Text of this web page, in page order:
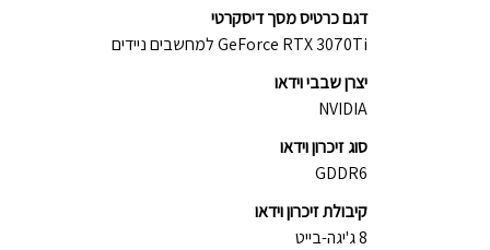
דגם כרטיס מסך דיסקרטי
GeForce RTX 3070Ti למחשבים ניידים
יצרן שבבי וידאו
NVIDIA
סוג זיכרון וידאו
GDDR6
קיבולת זיכרון וידאו
8 ג'יגה-בייט